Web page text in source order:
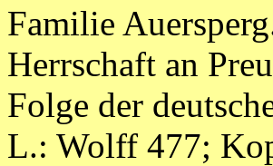
Familie
Herrschaft an
Folge der
L.: Wolff 477;